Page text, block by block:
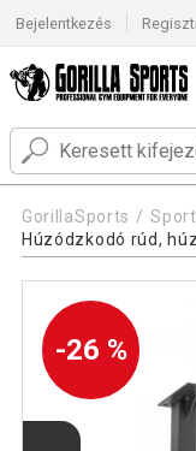
Bejelentkezés
GorillaSports
Húzódzkodó rúd,
-26 %